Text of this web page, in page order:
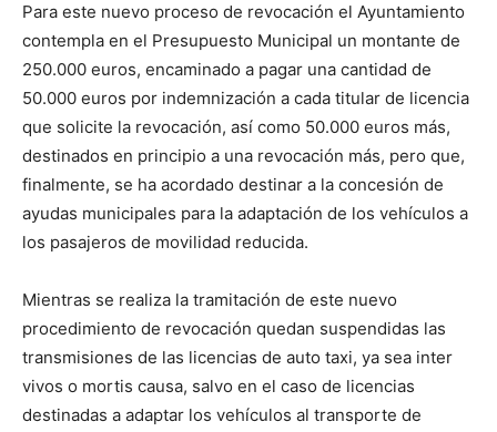
Para este nuevo proceso de revocación el Ayuntamiento
contempla en el Presupuesto Municipal un montante de
250.000 euros, encaminado a pagar una cantidad de
50.000 euros por indemnización a cada titular de licencia
que solicite la revocación, así como 50.000 euros más,
destinados en principio a una revocación más, pero que,
finalmente, se ha acordado destinar a la concesión de
ayudas municipales para la adaptación de los vehículos a
los pasajeros de movilidad reducida.
Mientras se realiza la tramitación de este nuevo
procedimiento de revocación quedan suspendidas las
transmisiones de las licencias de auto taxi, ya sea inter
vivos o mortis causa, salvo en el caso de licencias
destinadas a adaptar los vehículos al transporte de